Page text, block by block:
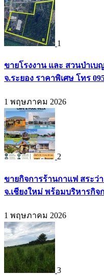
1
ขายโรงงาน และ สวนป่าเบ
จ.ระยอง ราคาพิเศษ โทร
1 พฤษภาคม 2026
2
ขายกิจการร้านกาแฟ สระว่
จ.เชียงใหม่ พร้อมบริหารกิจก
1 พฤษภาคม 2026
3